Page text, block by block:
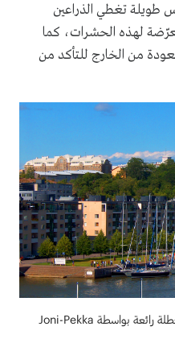
طويلة تغطي الذراعين
لهذه الحشرات، كما
من الخارج للتأكد من
أهم نصائح السفر الى فنلندا للتخطيط لعطلة رائعة بواسطة Joni-Pekka